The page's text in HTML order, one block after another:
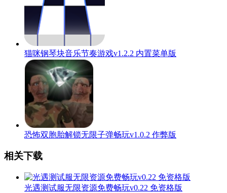
猫咪钢琴块音乐节奏游戏v1.2.2 内置菜单版
恐怖双胞胎解锁无限子弹畅玩v1.0.2 作弊版
相关下载
光遇测试服无限资源免费畅玩v0.22 免资格版